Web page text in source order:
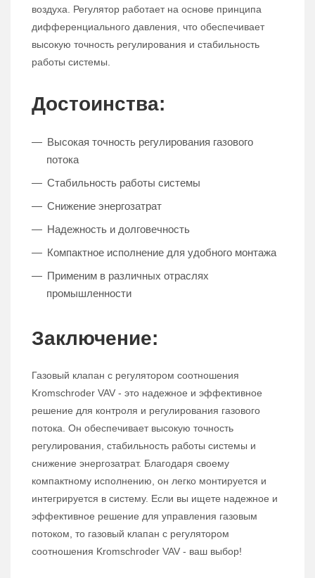
воздуха. Регулятор работает на основе принципа
дифференциального давления, что обеспечивает
высокую точность регулирования и стабильность
работы системы.
Достоинства:
Высокая точность регулирования газового
потока
Стабильность работы системы
Снижение энергозатрат
Надежность и долговечность
Компактное исполнение для удобного монтажа
Применим в различных отраслях
промышленности
Заключение:
Газовый клапан с регулятором соотношения
Kromschroder VAV - это надежное и эффективное
решение для контроля и регулирования газового
потока. Он обеспечивает высокую точность
регулирования, стабильность работы системы и
снижение энергозатрат. Благодаря своему
компактному исполнению, он легко монтируется и
интегрируется в систему. Если вы ищете надежное и
эффективное решение для управления газовым
потоком, то газовый клапан с регулятором
соотношения Kromschroder VAV - ваш выбор!